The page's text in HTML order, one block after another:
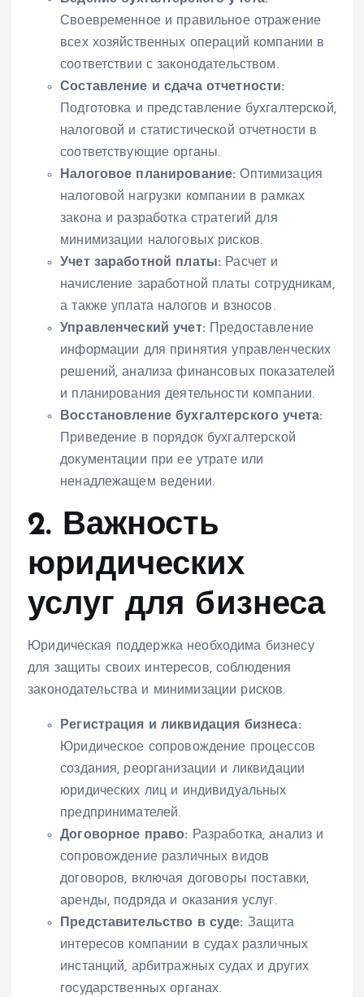
Своевременное и правильное отражение
всех хозяйственных операций компании в
соответствии с законодательством.
Составление и сдача отчетности:
Подготовка и представление бухгалтерской,
налоговой и статистической отчетности в
соответствующие органы.
Налоговое планирование: Оптимизация
налоговой нагрузки компании в рамках
закона и разработка стратегий для
минимизации налоговых рисков.
Учет заработной платы: Расчет и
начисление заработной платы сотрудникам,
а также уплата налогов и взносов.
Управленческий учет: Предоставление
информации для принятия управленческих
решений, анализа финансовых показателей
и планирования деятельности компании.
Восстановление бухгалтерского учета:
Приведение в порядок бухгалтерской
документации при ее утрате или
ненадлежащем ведении.
2. Важность
юридических
услуг для бизнеса
Юридическая поддержка необходима бизнесу
для защиты своих интересов, соблюдения
законодательства и минимизации рисков.
Регистрация и ликвидация бизнеса:
Юридическое сопровождение процессов
создания, реорганизации и ликвидации
юридических лиц и индивидуальных
предпринимателей.
Договорное право: Разработка, анализ и
сопровождение различных видов
договоров, включая договоры поставки,
аренды, подряда и оказания услуг.
Представительство в суде: Защита
интересов компании в судах различных
инстанций, арбитражных судах и других
государственных органах.